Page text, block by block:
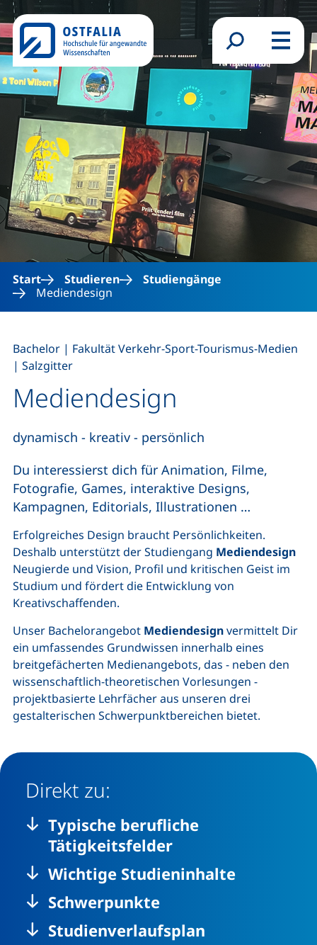
Direkt zum Inhalt
Suchformular
Menü
Start Studieren
Studiengänge
Mediendesign
Mediendesign
Bachelor | Fakultät Verkehr-Sport-Tourismus-Medien
| Salzgitter
dynamisch - kreativ - persönlich
Du interessierst dich für Animation, Filme,
Fotografie, Games, interaktive Designs,
Kampagnen, Editorials, Illustrationen …
Erfolgreiches Design braucht Persönlichkeiten.
Deshalb unterstützt der Studiengang Mediendesign
Neugierde und Vision, Profil und kritischen Geist im
Studium und fördert die Entwicklung von
Kreativschaffenden.
Unser Bachelorangebot Mediendesignvermittelt Dir
ein umfassendes Grundwissen innerhalb eines
breitgefächerten Medienangebots, das - neben den
wissenschaftlich-theoretischen Vorlesungen -
projektbasierte Lehrfächer aus unseren drei
gestalterischen Schwerpunktbereichen bietet.
Direkt zu:
Typische berufliche
Tätigkeitsfelder
Wichtige Studieninhalte
Schwerpunkte
Studienverlaufsplan